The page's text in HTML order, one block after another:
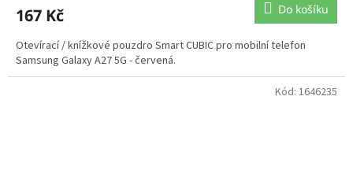
167 Kč Do košíku
Otevírací / knížkové pouzdro Smart CUBIC pro mobilní telefon
Samsung Galaxy A27 5G - červená.
Kód: 1646235